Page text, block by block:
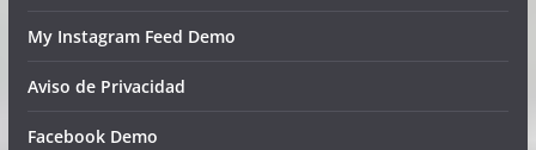
My Instagram Feed Demo
Aviso de Privacidad
Facebook Demo